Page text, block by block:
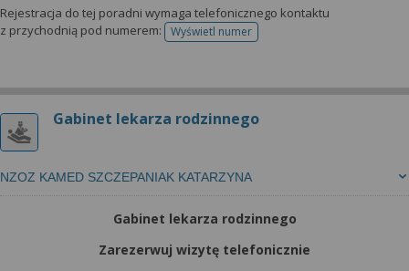
Rejestracja do tej poradni wymaga telefonicznego kontaktu
z przychodnią pod numerem:
Wyświetl numertelefonu do rejestracji
Gabinet lekarza rodzinnego
NZOZ KAMED SZCZEPANIAK KATARZYNA
Gabinet lekarza rodzinnego
Zarezerwuj wizytę telefonicznie